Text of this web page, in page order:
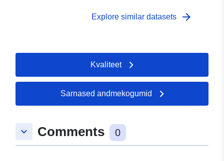
Explore similar datasets arrow_forward
Kvaliteet
Sarnased andmekogumid
keyboard_arrow_down Comments 0